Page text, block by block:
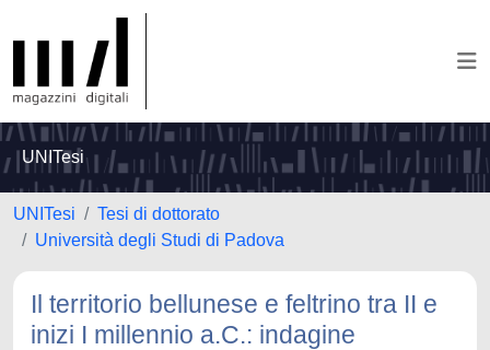
UNITesi
UNITesi
Tesi di dottorato
Università degli Studi di Padova
Il territorio bellunese e feltrino tra II e
inizi I millennio a.C.: indagine